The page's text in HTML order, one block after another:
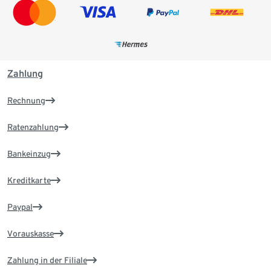
Zahlung
Rechnung
Ratenzahlung
Bankeinzug
Kreditkarte
Paypal
Vorauskasse
Zahlung in der Filiale